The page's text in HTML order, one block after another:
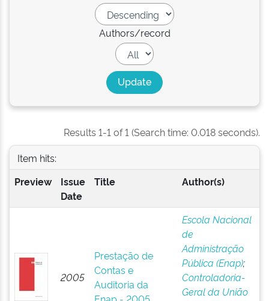
Authors/record
Results 1-1 of 1 (Search time: 0.018 seconds).
Item hits:
Preview
Issue
Date
Title Author(s)
2005
Prestação de
Contas e
Auditoria da
Escola Nacional
de
Administração
Pública (Enap);
Controladoria-
Geral da União